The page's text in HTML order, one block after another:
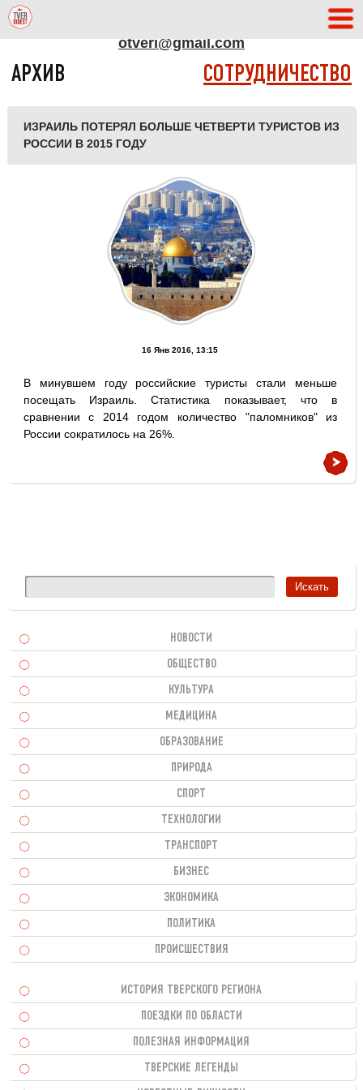
otveri@gmail.com
АРХИВ СОТРУДНИЧЕСТВО
ИЗРАИЛЬ ПОТЕРЯЛ БОЛЬШЕ ЧЕТВЕРТИ ТУРИСТОВ ИЗ
РОССИИ В 2015 ГОДУ
16 Янв 2016, 13:15
В минувшем году российские туристы стали меньше
посещать Израиль. Статистика показывает, что в
сравнении с 2014 годом количество "паломников" из
России сократилось на 26%.
НОВОСТИ
ОБЩЕСТВО
КУЛЬТУРА
МЕДИЦИНА
ОБРАЗОВАНИЕ
ПРИРОДА
СПОРТ
ТЕХНОЛОГИИ
ТРАНСПОРТ
БИЗНЕС
ЭКОНОМИКА
ПОЛИТИКА
ПРОИСШЕСТВИЯ
ИСТОРИЯ ТВЕРСКОГО РЕГИОНА
ПОЕЗДКИ ПО ОБЛАСТИ
ПОЛЕЗНАЯ ИНФОРМАЦИЯ
ТВЕРСКИЕ ЛЕГЕНДЫ